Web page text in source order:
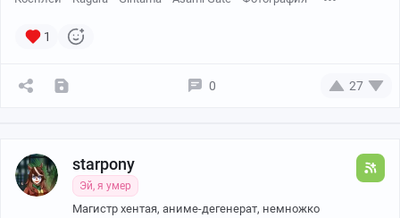
1
0 27
starpony
Эй, я умер
Магистр хентая, аниме-дегенерат, немножко